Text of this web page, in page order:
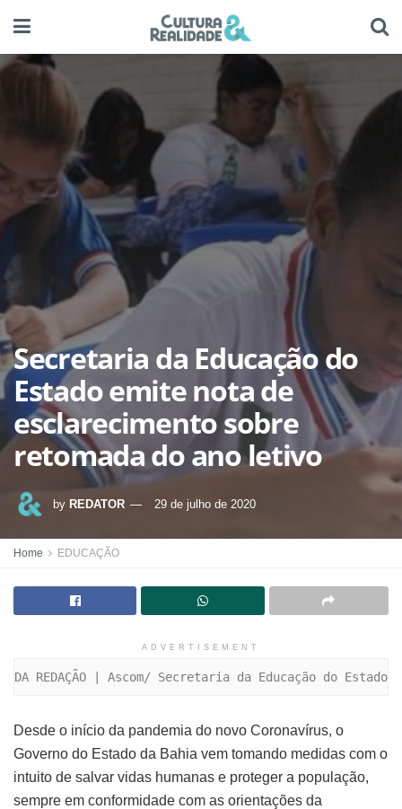
Secretaria da Educação do
Estado emite nota de
esclarecimento sobre
retomada do ano letivo
by REDATOR 29 de julho de 2020
Home EDUCAÇÃO
ADVERTISEMENT
DA REDAÇÃO | Ascom/ Secretaria da Educação do Estado
Desde o início da pandemia do novo Coronavírus, o
Governo do Estado da Bahia vem tomando medidas com o
intuito de salvar vidas humanas e proteger a população,
sempre em conformidade com as orientações da